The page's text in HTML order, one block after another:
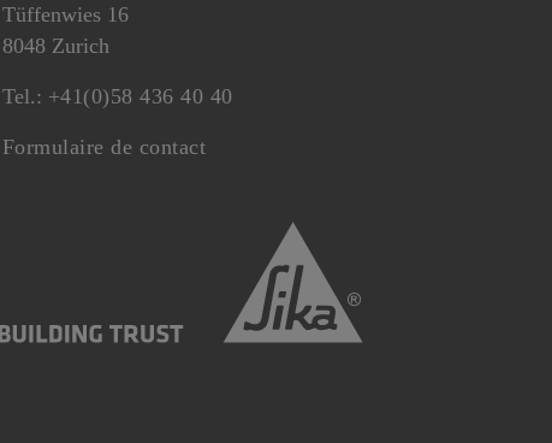
Tüffenwies 16
8048 Zurich
Tel.: +41(0)58 436 40 40
Formulaire de contact